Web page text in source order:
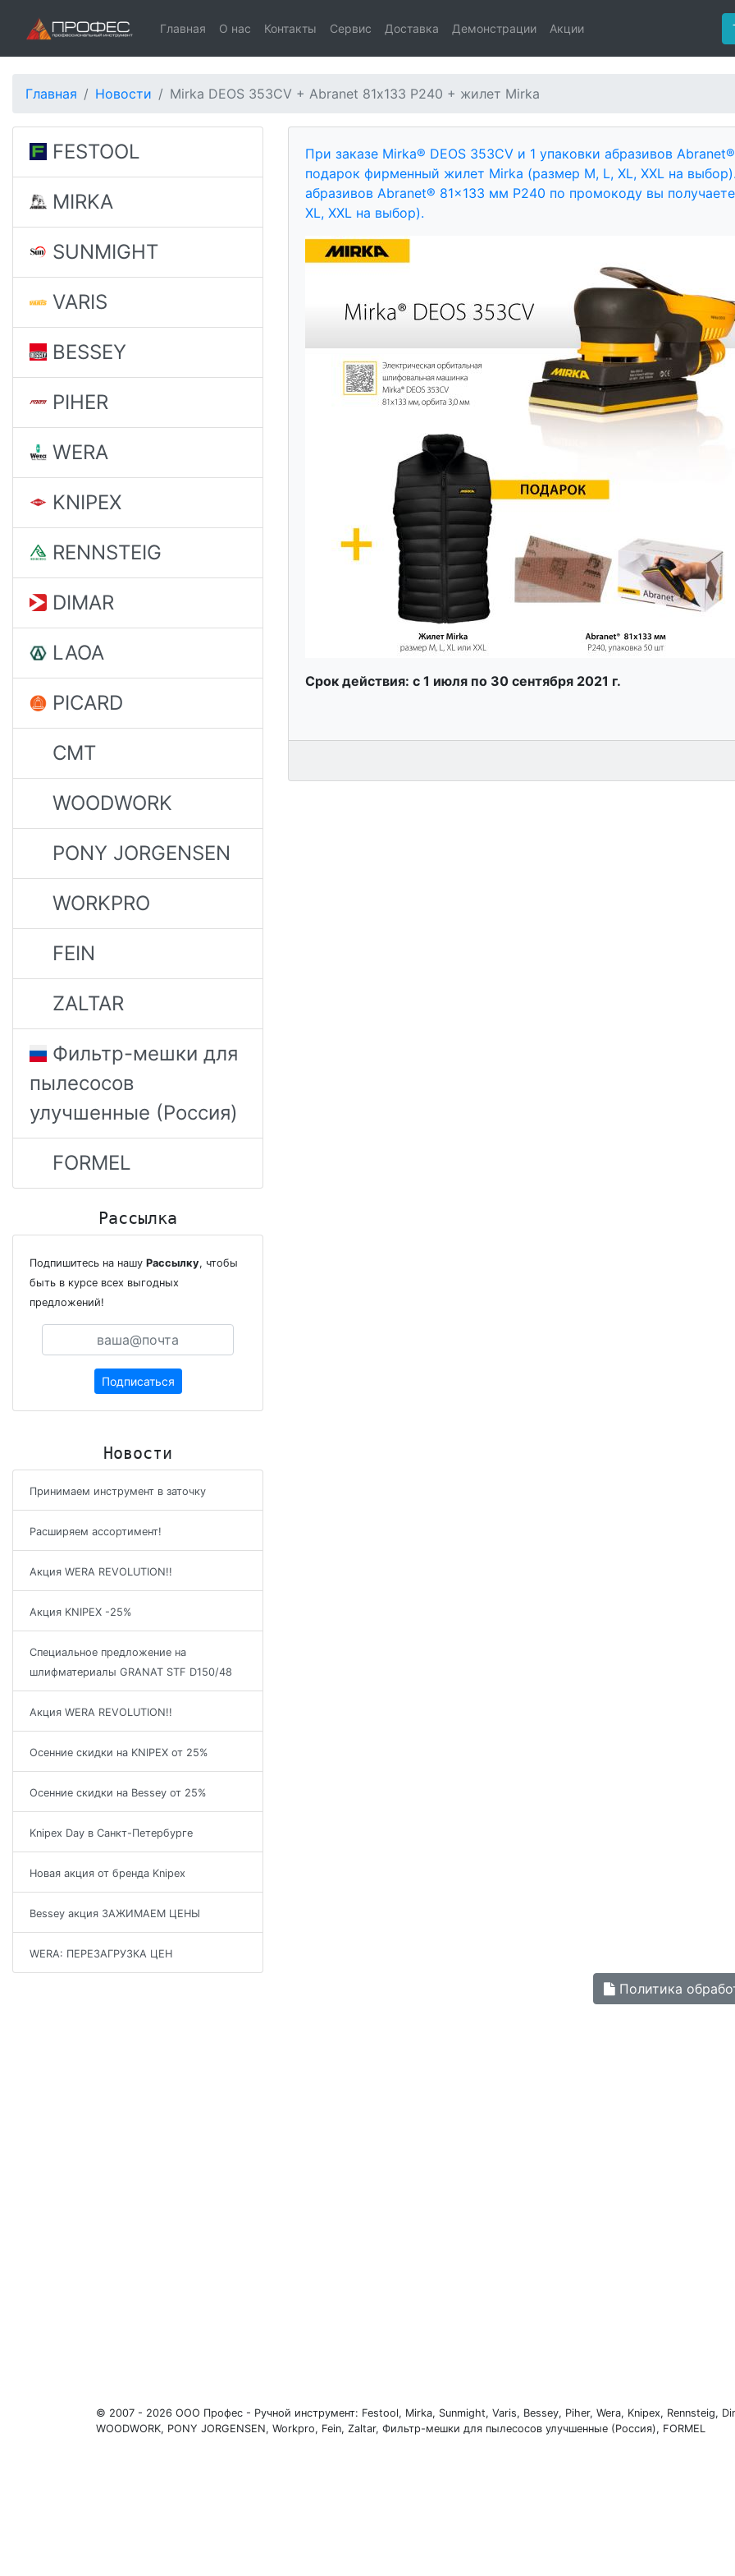
Главная О нас Контакты Сервис Доставка Демонстрации Акции
Главная Новости Mirka DEOS 353CV + Abranet 81х133 P240 + жилет Mirka
FESTOOL
MIRKA
SUNMIGHT
VARIS
BESSEY
PIHER
WERA
KNIPEX
RENNSTEIG
DIMAR
LAOA
PICARD
CMT
WOODWORK
PONY JORGENSEN
WORKPRO
FEIN
ZALTAR
Фильтр-мешки для
пылесосов
улучшенные (Россия)
FORMEL
Рассылка
Подпишитесь на нашу Рассылку, чтобы
быть в курсе всех выгодных
предложений!
Подписаться
Новости
Принимаем инструмент в заточку
Расширяем ассортимент!
Акция WERA REVOLUTION!!
Акция KNIPEX -25%
Специальное предложение на
шлифматериалы GRANAT STF D150/48
Акция WERA REVOLUTION!!
Осенние скидки на KNIPEX от 25%
Осенние скидки на Bessey от 25%
Knipex Day в Санкт-Петербурге
Новая акция от бренда Knipex
Bessey акция ЗАЖИМАЕМ ЦЕНЫ
WERA: ПЕРЕЗАГРУЗКА ЦЕН
При заказе Mirka® DEOS 353CV и 1 упаковки абразивов
подарок фирменный жилет Mirka (размер M, L, XL, XXL на выбор).
абразивов Abranet® 81x133 мм P240 по промокоду вы
XL, XXL на выбор).
Срок действия: с 1 июля по 30 сентября 2021 г.
Политика
© 2007 - 2026 ООО Профес - Ручной инструмент: Festool, Mirka, Sunmight, Varis, Bessey, Piher, Wera, Knipex, Rennsteig,
WOODWORK, PONY JORGENSEN, Workpro, Fein, Zaltar, Фильтр-мешки для пылесосов улучшенные (Россия), FORMEL